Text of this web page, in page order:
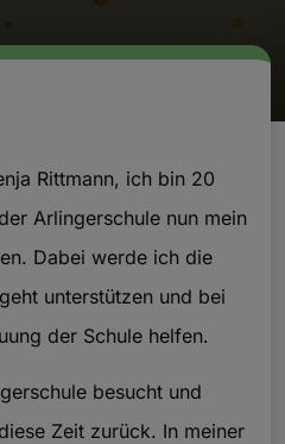
Rittmann, ich bin 20
Arlingerschule nun mein
Dabei werde ich die
unterstützen und bei
der Schule helfen.
besucht und
Zeit zurück. In meiner